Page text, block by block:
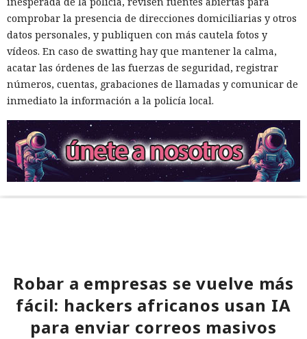
comprobar la presencia de direcciones domiciliarias y otros
datos personales, y publiquen con más cautela fotos y
vídeos. En caso de swatting hay que mantener la calma,
acatar las órdenes de las fuerzas de seguridad, registrar
números, cuentas, grabaciones de llamadas y comunicar de
inmediato la información a la policía local.
Robar a empresas se vuelve más
fácil: hackers africanos usan IA
para enviar correos masivos